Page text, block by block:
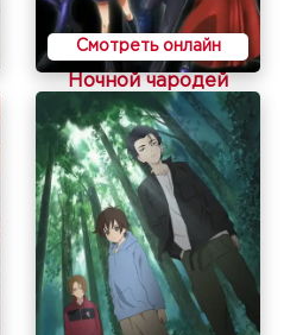
Смотреть онлайн
Ночной чародей